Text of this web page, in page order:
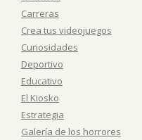
Carreras
Crea tus videojuegos
Curiosidades
Deportivo
Educativo
El Kiosko
Estrategia
Galería de los horrores